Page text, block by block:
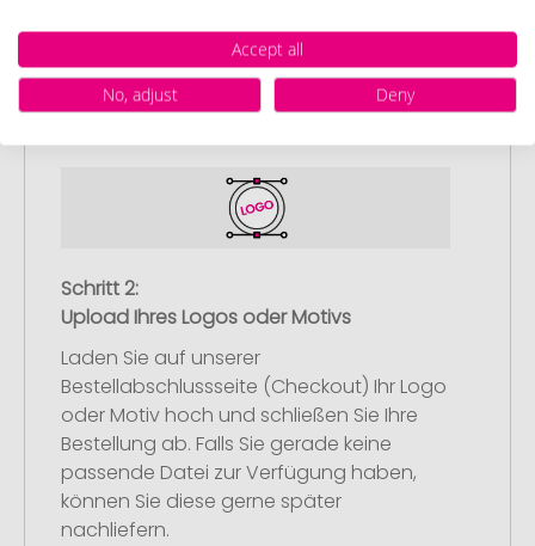
Werbeartikel aus und passen Sie diese
nach Ihren Vorstellungen an.
Anschließend legen Sie die konfigurierten
Schritt 2:
Upload Ihres Logos oder Motivs
Laden Sie auf unserer
Bestellabschlussseite (Checkout) Ihr Logo
oder Motiv hoch und schließen Sie Ihre
Bestellung ab. Falls Sie gerade keine
passende Datei zur Verfügung haben,
können Sie diese gerne später
nachliefern.
Accept all
No, adjust
Deny